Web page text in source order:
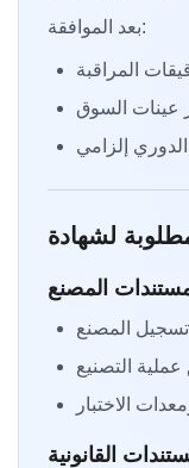
بعد الموافقة:
المراقبة
عينات السوق
إلزامي
المصنع
المصنع
التصنيع
الاختبار
القانونية